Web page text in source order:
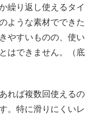
繰り返し使えるタイ
ような素材でできた
やすいものの、使い
はできません。（底
れば複数回使えるの
。特に滑りにくいレ